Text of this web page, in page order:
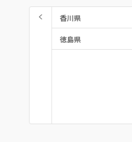
香川県
徳島県